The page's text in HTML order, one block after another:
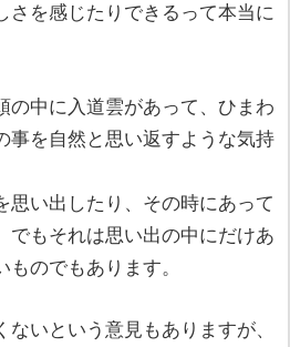
さを感じたりできるって本当に
の中に入道雲があって、ひまわ
事を自然と思い返すような気持
思い出したり、その時にあって
でもそれは思い出の中にだけあ
のでもあります。
いという意見もありますが、